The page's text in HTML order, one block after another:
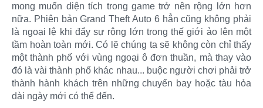
mong muốn diện tích trong game trở nên rộng lớn hơn
nữa. Phiên bản Grand Theft Auto 6 hẳn cũng không phải
là ngoại lệ khi đẩy sự rộng lớn trong thế giới ảo lên một
tầm hoàn toàn mới. Có lẽ chúng ta sẽ không còn chỉ thấy
một thành phố với vùng ngoại ô đơn thuần, mà thay vào
đó là vài thành phố khác nhau... buộc người chơi phải trở
thành hành khách trên những chuyến bay hoặc tàu hỏa
dài ngày mới có thể đến.